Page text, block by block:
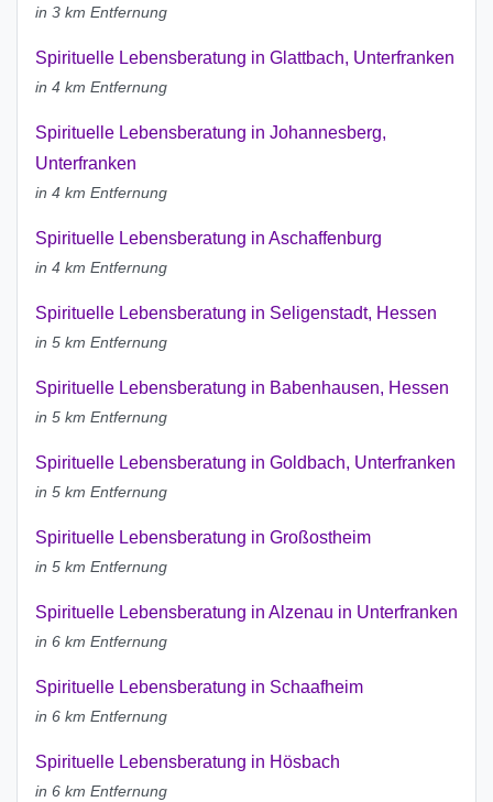
in 3 km Entfernung
Spirituelle Lebensberatung in Glattbach, Unterfranken
in 4 km Entfernung
Spirituelle Lebensberatung in Johannesberg,
Unterfranken
in 4 km Entfernung
Spirituelle Lebensberatung in Aschaffenburg
in 4 km Entfernung
Spirituelle Lebensberatung in Seligenstadt, Hessen
in 5 km Entfernung
Spirituelle Lebensberatung in Babenhausen, Hessen
in 5 km Entfernung
Spirituelle Lebensberatung in Goldbach, Unterfranken
in 5 km Entfernung
Spirituelle Lebensberatung in Großostheim
in 5 km Entfernung
Spirituelle Lebensberatung in Alzenau in Unterfranken
in 6 km Entfernung
Spirituelle Lebensberatung in Schaafheim
in 6 km Entfernung
Spirituelle Lebensberatung in Hösbach
in 6 km Entfernung